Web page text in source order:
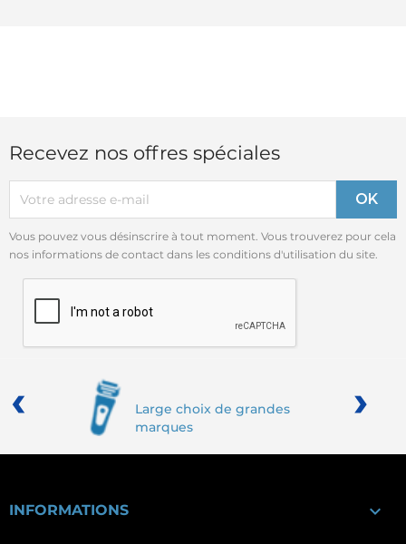
Recevez nos offres spéciales
Vous pouvez vous désinscrire à tout moment. Vous trouverez pour cela
nos informations de contact dans les conditions d'utilisation du site.
Large choix de grandes
marques
‹ ›
INFORMATIONS 